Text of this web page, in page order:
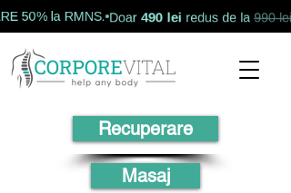
Recuperare
Masaj
50% la RMNS. Doar490 leiredus de la 990 lei!